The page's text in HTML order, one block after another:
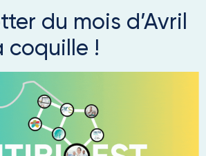
du mois d’Avril
coquille !